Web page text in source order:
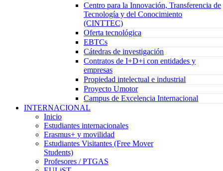
Centro para la Innovación, Transferencia de
Tecnología y del Conocimiento
(CINTTEC)
Oferta tecnológica
EBTCs
Cátedras de investigación
Contratos de I+D+i con entidades y
empresas
Propiedad intelectual e industrial
Proyecto Umotor
Campus de Excelencia Internacional
INTERNACIONAL
Inicio
Estudiantes internacionales
Erasmus+ y movilidad
Estudiantes Visitantes (Free Mover
Students)
Profesores / PTGAS